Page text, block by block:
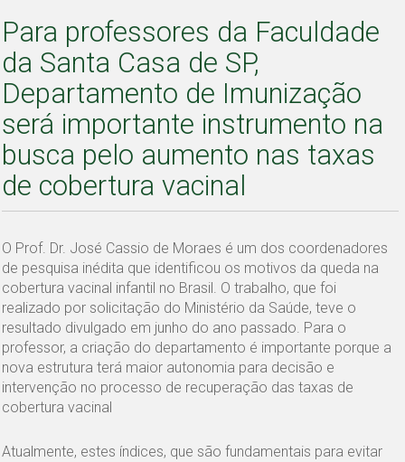
Para professores da Faculdade
da Santa Casa de SP,
Departamento de Imunização
será importante instrumento na
busca pelo aumento nas taxas
de cobertura vacinal
O Prof. Dr. José Cassio de Moraes é um dos coordenadores
de pesquisa inédita que identificou os motivos da queda na
cobertura vacinal infantil no Brasil. O trabalho, que foi
realizado por solicitação do Ministério da Saúde, teve o
resultado divulgado em junho do ano passado. Para o
professor, a criação do departamento é importante porque a
nova estrutura terá maior autonomia para decisão e
intervenção no processo de recuperação das taxas de
cobertura vacinal
Atualmente, estes índices, que são fundamentais para evitar